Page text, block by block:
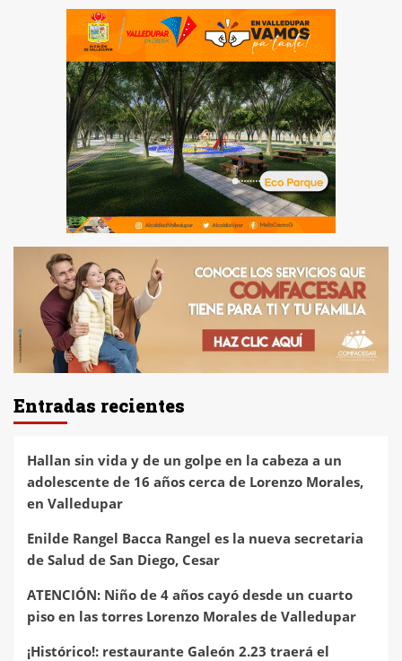
Entradas recientes
Hallan sin vida y de un golpe en la cabeza a un
adolescente de 16 años cerca de Lorenzo Morales,
en Valledupar
Enilde Rangel Bacca Rangel es la nueva secretaria
de Salud de San Diego, Cesar
ATENCIÓN: Niño de 4 años cayó desde un cuarto
piso en las torres Lorenzo Morales de Valledupar
¡Histórico!: restaurante Galeón 2.23 traerá el